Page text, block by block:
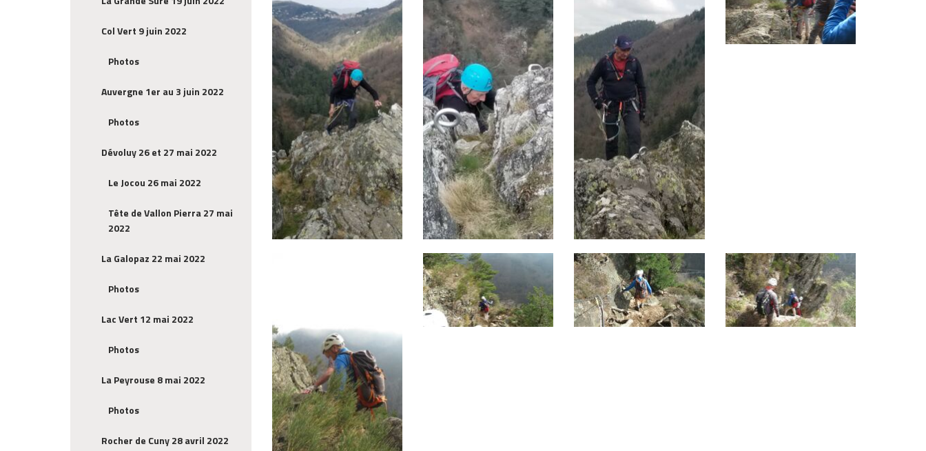
Col Vert 9 juin 2022
Photos
Auvergne 1er au 3 juin 2022
Photos
Dévoluy 26 et 27 mai 2022
Le Jocou 26 mai 2022
Tête de Vallon Pierra 27 mai
2022
La Galopaz 22 mai 2022
Photos
Lac Vert 12 mai 2022
Photos
La Peyrouse 8 mai 2022
Photos
Rocher de Cuny 28 avril 2022